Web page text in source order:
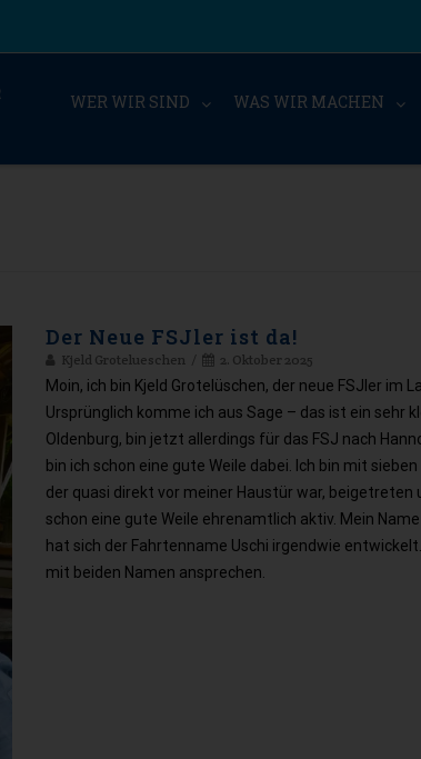
WER WIR SIND WAS WIR MACHEN
Der Neue FSJler ist da!
Kjeld Grotelueschen 2. Oktober 2025
Moin, ich bin Kjeld Grotelüschen, der neue FSJler im
Ursprünglich komme ich aus Sage – das ist ein sehr
Oldenburg, bin jetzt allerdings für das FSJ nach
bin ich schon eine gute Weile dabei. Ich bin mit
der quasi direkt vor meiner Haustür war, beigetreten
schon eine gute Weile ehrenamtlich aktiv. Mein
hat sich der Fahrtenname Uschi irgendwie
mit beiden Namen ansprechen.